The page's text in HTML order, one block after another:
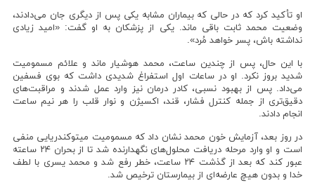
او تأکید کرد که در حالی که بیماران مشابه یکی پس از دیگری جان می‌دادند،
وضعیت محمد ثابت باقی ماند. یکی از پزشکان به او گفت: «امید زیادی
نداشته باش، پسر خواهد مُرد».
با این حال، پس از چندین ساعت، محمد هوشیار ماند و علائم مسمومیت
شدید بروز نکرد. او در ساعات اول استفراغ شدیدی داشت که بوی فسفین
می‌داد. پس از بهبود نسبی، کادر درمان نیز وارد عمل شدند و مراقبت‌های
دقیق‌تری از جمله کنترل فشار، قند، اکسیژن و نوار قلب را هر نیم ساعت
انجام دادند.
در روز بعد، آزمایش خون محمد نشان داد که مسمومیت میتوکندریایی منفی
است و او وارد مرحله دریافت محلول‌های نگهدارنده شد تا از بحران ۲۴ ساعته
عبور کند که بعد از گذشت ۲۴ ساعت، خطر رفع شد و محمد یسری با لطف
خدا و بدون هیچ عارضه‌ای از بیمارستان ترخیص شد.